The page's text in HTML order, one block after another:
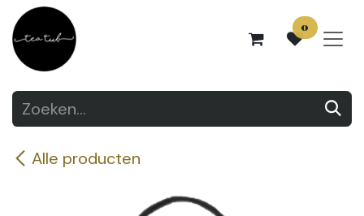
Overslaan naar inhoud
0
Alle producten